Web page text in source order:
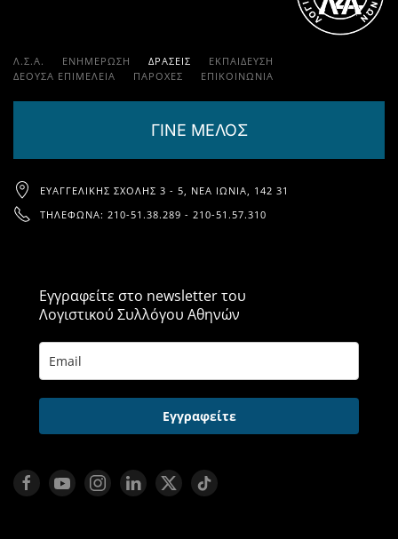
Λ.Σ.Α. ΕΝΗΜΕΡΩΣΗ ΔΡΑΣΕΙΣ
ΕΚΠΑΊΔΕΥΣΗ
ΔΕΟΥΣΑ ΕΠΙΜΕΛΕΙΑ
ΠΑΡΟΧΈΣ ΕΠΙΚΟΙΝΩΝΊΑ
ΓΙΝΕ ΜΕΛΟΣ
ΕΥΑΓΓΕΛΙΚΉΣ ΣΧΟΛΉΣ 3 - 5, ΝΈΑ ΙΩΝΊΑ, 142 31
ΤΗΛΈΦΩΝΑ: 210-51.38.289 - 210-51.57.310
Εγγραφείτε στο newsletter του
Λογιστικού Συλλόγου Αθηνών
Εγγραφείτε